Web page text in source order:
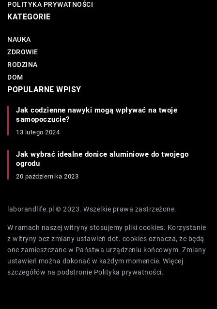
POLITYKA PRYWATNOŚCI
KATEGORIE
NAUKA
ZDROWIE
RODZINA
DOM
POPULARNE WPISY
Jak codzienne nawyki mogą wpływać na twoje
samopoczucie?
13 lutego 2024
Jak wybrać idealne donice aluminiowe do twojego
ogrodu
20 października 2023
laborandlife.pl © 2023. Wszelkie prawa zastrzeżone.
W ramach naszej witryny stosujemy pliki cookies. Korzystanie
z witryny bez zmiany ustawień dot. cookies oznacza, że będą
one zamieszczane w Państwa urządzeniu końcowym. Zmiany
ustawień można dokonać w każdym momencie. Więcej
szczegółów na podstronie Polityka prywatności.